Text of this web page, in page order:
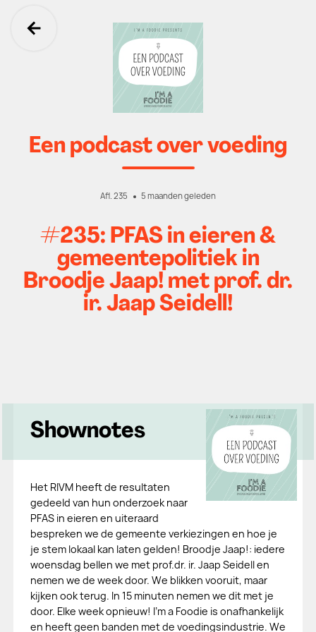
Ga terug
Een podcast over voeding
Afl. 235 5 maanden geleden
#235: PFAS in eieren &
gemeentepolitiek in
Broodje Jaap! met prof. dr.
ir. Jaap Seidell!
Shownotes
Het RIVM heeft de resultaten
gedeeld van hun onderzoek naar
PFAS in eieren en uiteraard
bespreken we de gemeente verkiezingen en hoe je
je stem lokaal kan laten gelden! Broodje Jaap!: iedere
woensdag bellen we met prof.dr. ir. Jaap Seidell en
nemen we de week door. We blikken vooruit, maar
kijken ook terug. In 15 minuten nemen we dit met je
door. Elke week opnieuw! I’m a Foodie is onafhankelijk
en heeft geen banden met de voedingsindustrie. We